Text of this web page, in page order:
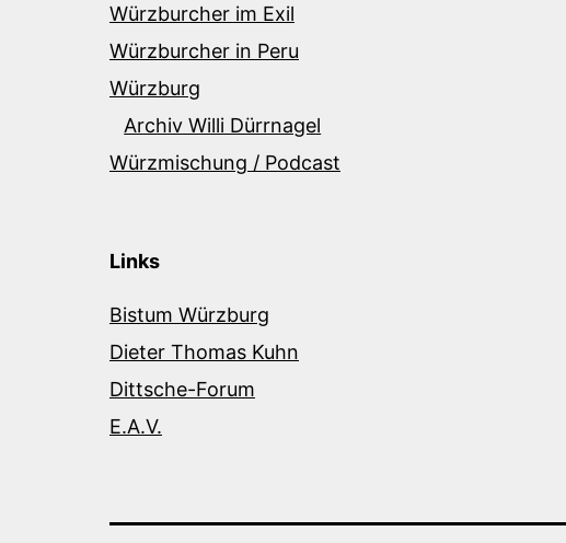
Würzburcher im Exil
Würzburcher in Peru
Würzburg
Archiv Willi Dürrnagel
Würzmischung / Podcast
Links
Bistum Würzburg
Dieter Thomas Kuhn
Dittsche-Forum
E.A.V.